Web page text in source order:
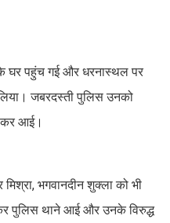
घर पहुंच गई और धरनास्थल पर
जबरदस्ती पुलिस उनको
आई।
भगवानदीन शुक्ला को भी
पुलिस थाने आई और उनके विरुद्ध